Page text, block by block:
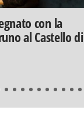
con la
al Castello di